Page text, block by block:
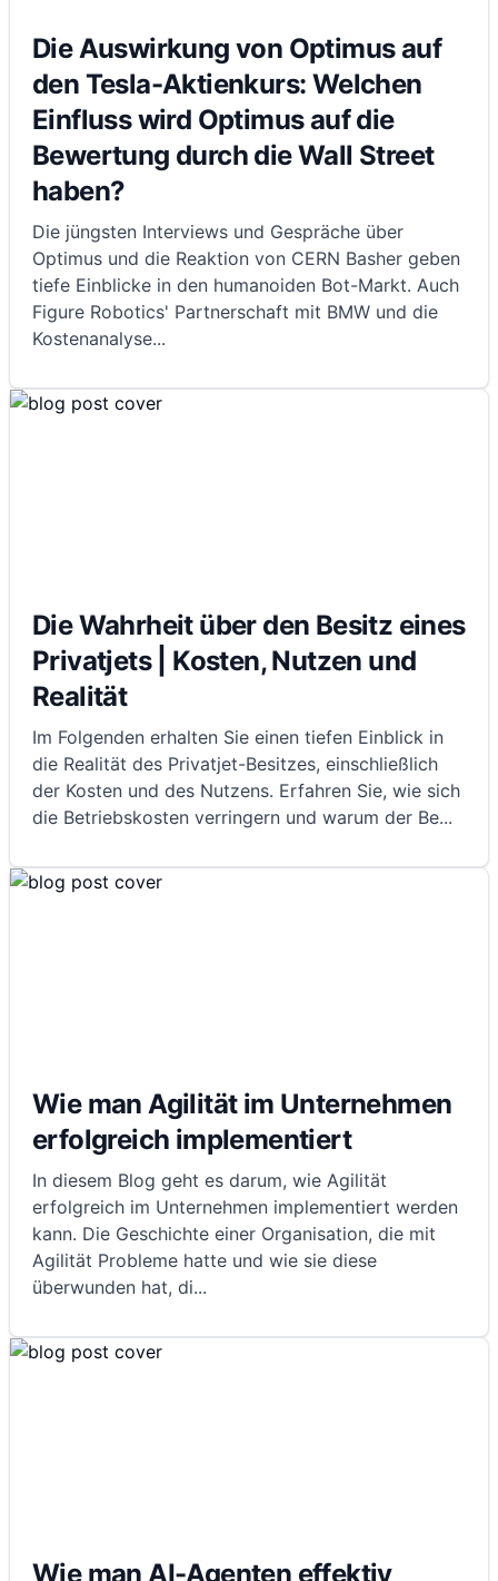
Die Auswirkung von Optimus auf
den Tesla-Aktienkurs: Welchen
Einfluss wird Optimus auf die
Bewertung durch die Wall Street
haben?
Die jüngsten Interviews und Gespräche über
Optimus und die Reaktion von CERN Basher geben
tiefe Einblicke in den humanoiden Bot-Markt. Auch
Figure Robotics' Partnerschaft mit BMW und die
Kostenanalyse...
Die Wahrheit über den Besitz eines
Privatjets | Kosten, Nutzen und
Realität
Im Folgenden erhalten Sie einen tiefen Einblick in
die Realität des Privatjet-Besitzes, einschließlich
der Kosten und des Nutzens. Erfahren Sie, wie sich
die Betriebskosten verringern und warum der Be...
Wie man Agilität im Unternehmen
erfolgreich implementiert
In diesem Blog geht es darum, wie Agilität
erfolgreich im Unternehmen implementiert werden
kann. Die Geschichte einer Organisation, die mit
Agilität Probleme hatte und wie sie diese
überwunden hat, di...
Wie man AI-Agenten effektiv